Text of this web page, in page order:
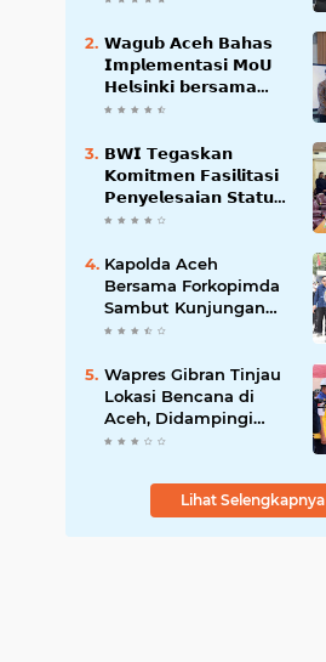
𝗪𝗮𝗴𝘂𝗯 𝗔𝗰𝗲𝗵 𝗕𝗮𝗵𝗮𝘀
𝗜𝗺𝗽𝗹𝗲𝗺𝗲𝗻𝘁𝗮𝘀𝗶 𝗠𝗼𝗨
𝗛𝗲𝗹𝘀𝗶𝗻𝗸𝗶 𝗯𝗲𝗿𝘀𝗮𝗺𝗮
𝗦𝗲𝗸𝗿𝗲𝘁𝗮𝗿𝗶𝗮𝘁 𝗡𝗲𝗴𝗮𝗿𝗮
𝗕𝗪𝗜 𝗧𝗲𝗴𝗮𝘀𝗸𝗮𝗻
𝗞𝗼𝗺𝗶𝘁𝗺𝗲𝗻 𝗙𝗮𝘀𝗶𝗹𝗶𝘁𝗮𝘀𝗶
𝗣𝗲𝗻𝘆𝗲𝗹𝗲𝘀𝗮𝗶𝗮𝗻 𝗦𝘁𝗮𝘁𝘂𝘀
𝗪𝗮𝗸𝗮𝗳 𝗕𝗹𝗮𝗻𝗴 𝗣𝗮𝗱𝗮𝗻𝗴
Kapolda Aceh
Bersama Forkopimda
Sambut Kunjungan
Kerja Wakil Presiden
Bireuen
Wapres Gibran Tinjau
Lokasi Bencana di
Aceh, Didampingi
Wagub Dek Fadh
Lihat Selengkapnya